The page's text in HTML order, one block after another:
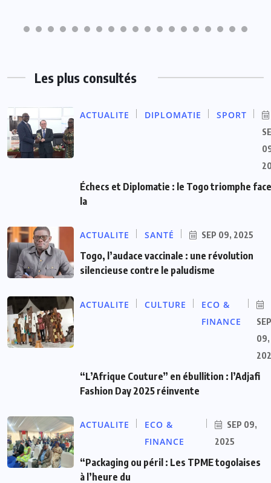
Les plus consultés
ACTUALITE DIPLOMATIE SPORT
Échecs et Diplomatie : le Togo triomphe
la
ACTUALITE SANTÉ SEP 09, 2025
Togo, l’audace vaccinale : une révolution
silencieuse contre le paludisme
ACTUALITE CULTURE
ECO &
FINANCE
SEP
09,
“L’Afrique Couture” en ébullition : l’Adjafi
Fashion Day 2025 réinvente
ACTUALITE
ECO &
FINANCE
SEP 09,
2025
“Packaging ou péril : Les TPME togolaises
à l’heure du